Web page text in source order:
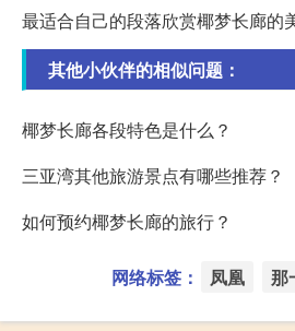
最适合自己的段落欣赏椰梦长廊的
其他小伙伴的相似问题：
椰梦长廊各段特色是什么？
三亚湾其他旅游景点有哪些推荐？
如何预约椰梦长廊的旅行？
网络标签： 凤凰 那